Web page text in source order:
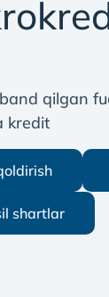
band qilgan
kredit
shartlar